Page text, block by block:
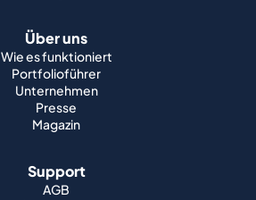
Über uns
Wie es funktioniert
Portfolioführer
Unternehmen
Presse
Magazin
Support
AGB